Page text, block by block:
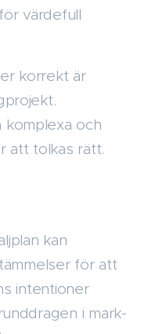
värdefull
korrekt är
komplexa och
att tolkas rätt.
kan
för att
intentioner
i mark-